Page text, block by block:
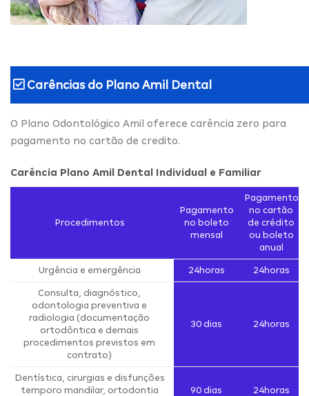
Carências do Plano Amil Dental
O Plano Odontológico Amil oferece carência zero para
pagamento no cartão de credito.
Carência Plano Amil Dental Individual e Familiar
Procedimentos
Pagamento
no boleto
mensal
Pagamento
no cartão
de crédito
ou boleto
anual
Urgência e emergência 24horas 24horas
Consulta, diagnóstico,
odontologia preventiva e
radiologia (documentação
ortodôntica e demais
procedimentos previstos em
contrato)
30 dias 24horas
Dentística, cirurgias e disfunções
temporo mandilar, ortodontia
90 dias 24horas